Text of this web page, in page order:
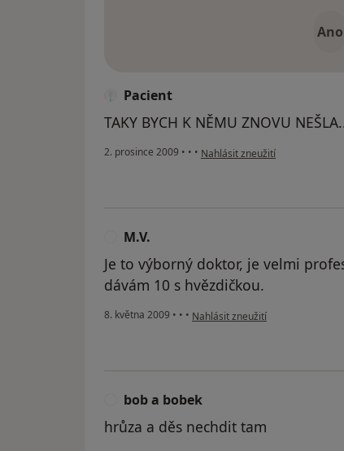
Ano
Pacient
TAKY BYCH K NĚMU ZNOVU
2. prosince 2009 • • • podle názoru uživatele Pacient
Nahlásit zneužití
M.V.
Je to výborný doktor, je velmi
dávám 10 s hvězdičkou.
8. května 2009 • • • podle názoru uživatele M.V.
Nahlásit zneužití
bob a bobek
hrůza a děs nechdit tam